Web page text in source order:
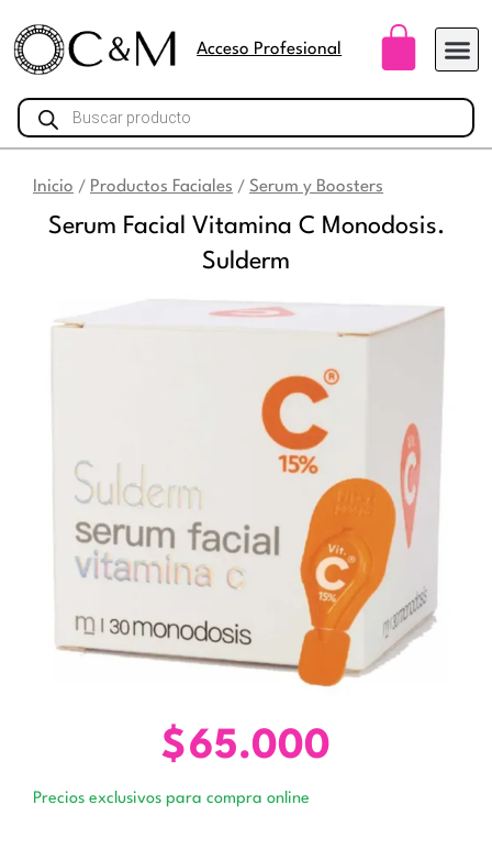
contenido
Acceso Profesional
Búsqueda
de
productos
Inicio / Productos Faciales / Serum y Boosters
Serum Facial Vitamina C Monodosis.
Sulderm
$65.000
Precios exclusivos para compra online